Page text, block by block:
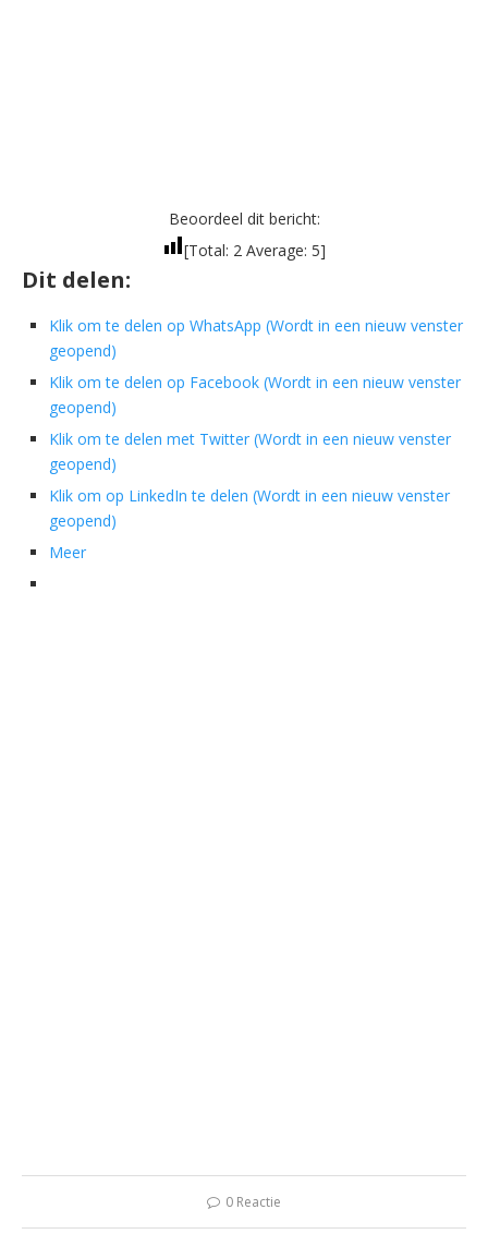
Beoordeel dit bericht:
[Total: 2 Average: 5]
Dit delen:
Klik om te delen op WhatsApp (Wordt in een nieuw venster
geopend)
Klik om te delen op Facebook (Wordt in een nieuw venster
geopend)
Klik om te delen met Twitter (Wordt in een nieuw venster
geopend)
Klik om op LinkedIn te delen (Wordt in een nieuw venster
geopend)
Meer
0 Reactie